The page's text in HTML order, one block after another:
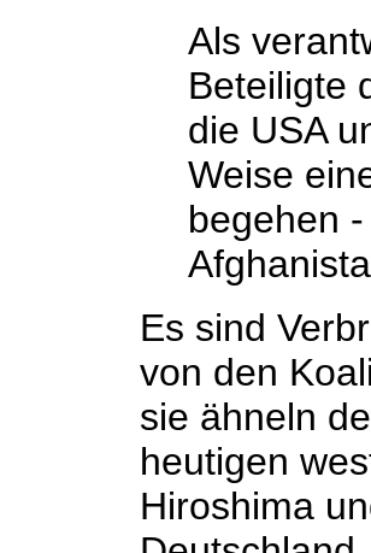
Als
Beteiligte
die USA
Weise
begehen
Es sind
von den
sie ähneln
heutigen
Hiroshima